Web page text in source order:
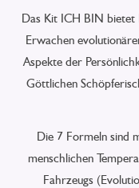
Das Kit ICH BIN bietet
Erwachen
Aspekte der
Göttlichen
Die 7 Formeln sind
menschlichen
Fahrzeugs